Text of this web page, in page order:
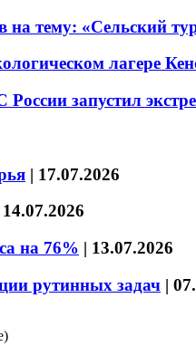
тему: «Сельский
лагере
запустил
| 17.07.2026
14.07.2026
на 76% | 13.07.2026
рутинных задач |